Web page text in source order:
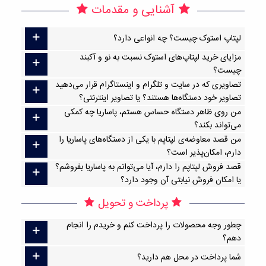
آشنایی و مقدمات
لپتاپ استوک چیست؟ چه انواعی دارد؟
مزایای خرید لپتاپ‌های استوک نسبت به نو و آکبند
چیست؟
تصاویری که در سایت و تلگرام و اینستاگرام قرار می‌دهید
تصاویر خود دستگاه‌ها هستند؟ یا تصاویر اینترنتی؟
من روی ظاهر دستگاه حساس هستم، پاساریا چه کمکی
می‌تواند بکند؟
من قصد معاوضه‌ی لپتاپم با یکی از دستگاه‌های پاساریا را
دارم، امکان‌پذیر است؟
قصد فروش لپتاپم را دارم، آیا می‌توانم به پاساریا بفروشم؟
یا امکان فروش نیابتی آن وجود دارد؟
پرداخت و تحویل
چطور وجه محصولات را پرداخت کنم و خریدم را انجام
دهم؟
شما پرداخت در محل هم دارید؟